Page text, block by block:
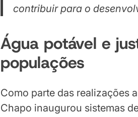
contribuir para o
Água potável e
populações
Como parte das realizações
Chapo inaugurou sistemas